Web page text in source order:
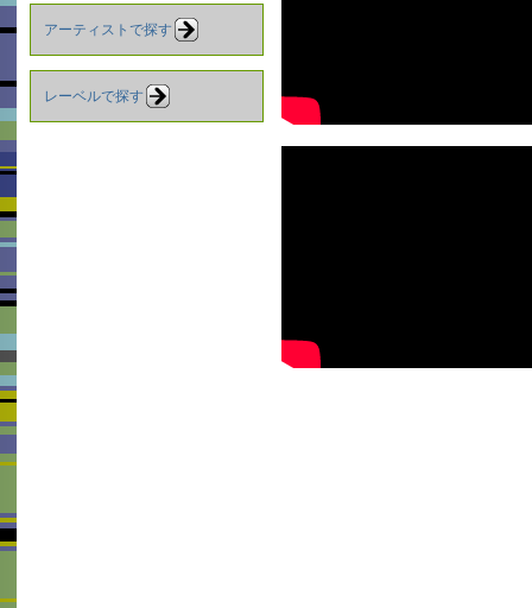
アーティストで探す
レーベルで探す